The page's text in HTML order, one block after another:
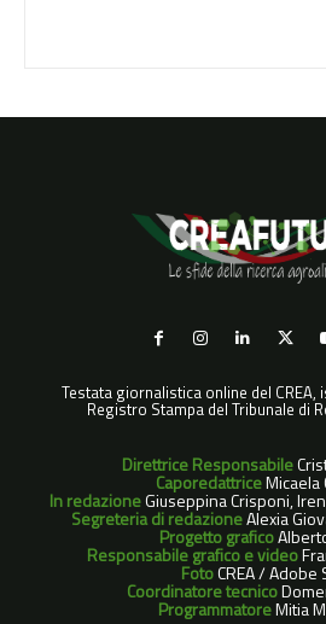
Testata giornalistica online del CREA,
Registro Stampa del Tribunale di
Direttrice Responsabile
CaporedattriceMicaela
In redazioneGiuseppina Crisponi,
Segreteria di redazioneAlexia
Progetto grafico
Responsabile grafico e video
FotoCREA / Adobe
Coordinatore tecnico
ProgrammatoreMitia